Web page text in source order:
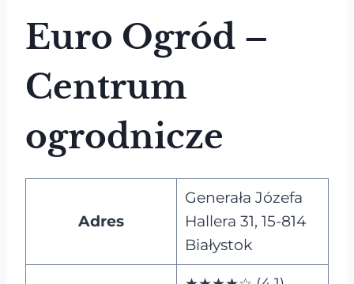
Euro Ogród –
Centrum
ogrodnicze
Adres
Generała Józefa
Hallera 31, 15-814
Białystok